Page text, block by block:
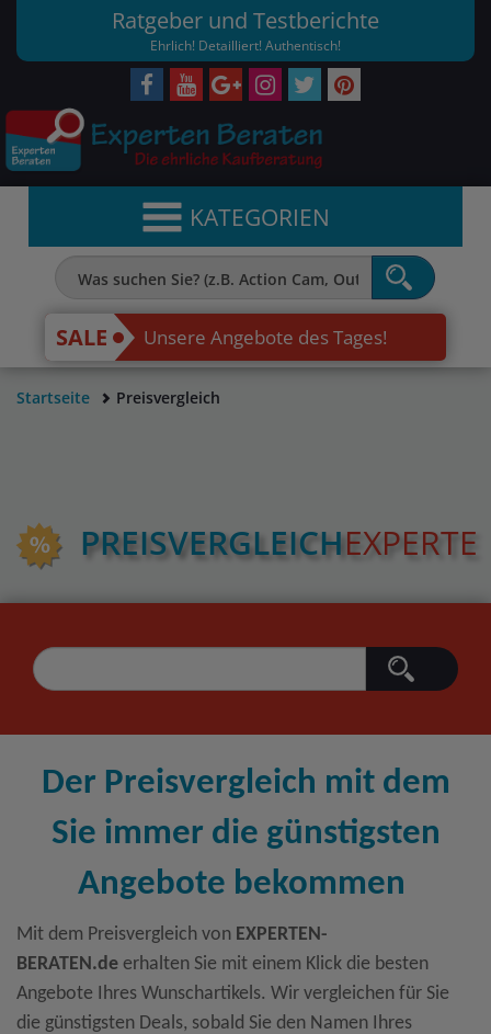
Ratgeber und Testberichte
Ehrlich! Detailliert! Authentisch!
KATEGORIEN
SALE Unsere Angebote des Tages!
Startseite Preisvergleich
PREIS­VERGLEICHEXPERTE
Der Preisvergleich mit dem
Sie immer die günstigsten
Angebote bekommen
Mit dem Preisvergleich von EXPERTEN-
BERATEN.de erhalten Sie mit einem Klick die besten
Angebote Ihres Wunschartikels. Wir vergleichen für Sie
die günstigsten Deals, sobald Sie den Namen Ihres